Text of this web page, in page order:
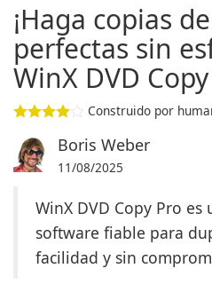
¡Haga copias
perfectas sin
WinX DVD
Construido por
Boris Weber
11/08/2025
WinX DVD Copy Pro
software fiable para
facilidad y sin